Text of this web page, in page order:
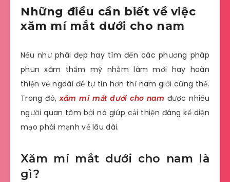
Những điều cần biết về việc
xăm mí mắt dưới cho nam
Nếu như phái đẹp hay tìm đến các phương pháp
phun xăm thẩm mỹ nhằm làm mới hay hoàn
thiện vẻ ngoài để tự tin hơn thì nam giới cũng thế.
Trong đó,xăm mí mắt dưới cho nam được nhiều
người quan tâm bởi nó giúp cải thiện đáng kể diện
mạo phái mạnh về lâu dài.
Xăm mí mắt dưới cho nam là
gì?